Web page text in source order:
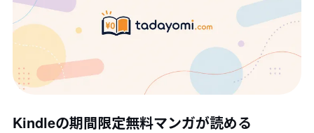
Kindleの期間限定無料マンガが読める